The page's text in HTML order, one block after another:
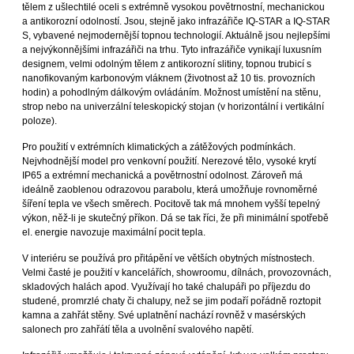
tělem z ušlechtilé oceli s extrémně vysokou povětrnostní, mechanickou
a antikorozní odolností. Jsou, stejně jako infrazářiče IQ-STAR a IQ-STAR
S, vybavené nejmodernější topnou technologií. Aktuálně jsou nejlepšími
a nejvýkonnějšími infrazářiči na trhu. Tyto infrazářiče vynikají luxusním
designem, velmi odolným tělem z antikorozní slitiny, topnou trubicí s
nanofikovaným karbonovým vláknem (životnost až 10 tis. provozních
hodin) a pohodlným dálkovým ovládáním. Možnost umístění na stěnu,
strop nebo na univerzální teleskopický stojan (v horizontální i vertikální
poloze).
Pro použití v extrémních klimatických a zátěžových podmínkách.
Nejvhodnější model pro venkovní použití. Nerezové tělo, vysoké krytí
IP65 a extrémní mechanická a povětrnostní odolnost. Zároveň má
ideálně zaoblenou odrazovou parabolu, která umožňuje rovnoměrné
šíření tepla ve všech směrech. Pocitově tak má mnohem vyšší tepelný
výkon, něž-li je skutečný příkon. Dá se tak říci, že při minimální spotřebě
el. energie navozuje maximální pocit tepla.
V interiéru se používá pro přitápění ve větších obytných místnostech.
Velmi časté je použití v kancelářích, showroomu, dílnách, provozovnách,
skladových halách apod. Využívají ho také chalupáři po příjezdu do
studené, promrzlé chaty či chalupy, než se jim podaří pořádně roztopit
kamna a zahřát stěny. Své uplatnění nachází rovněž v masérských
salonech pro zahřátí těla a uvolnění svalového napětí.